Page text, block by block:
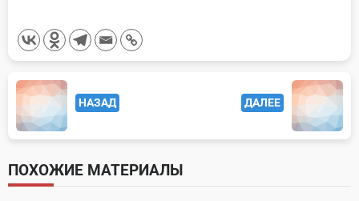
<span
class="nav-
subtitle
screen-
reader-
НАЗАД ДАЛЕЕ
ПОХОЖИЕ МАТЕРИАЛЫ